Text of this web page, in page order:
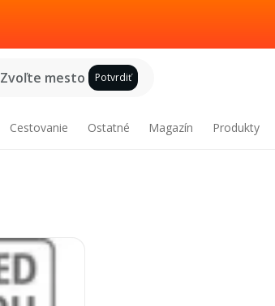
Zvoľte mesto Potvrdiť
Cestovanie Ostatné Magazín Produkty